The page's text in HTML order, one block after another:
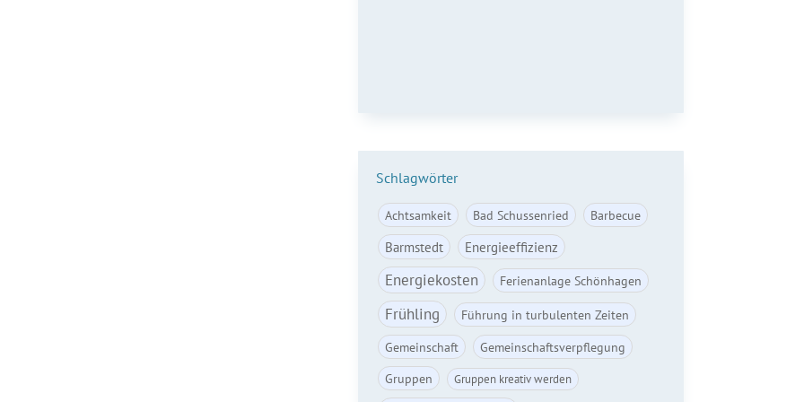
Schlagwörter
Achtsamkeit Bad Schussenried Barbecue
Barmstedt Energieeffizienz
Energiekosten Ferienanlage Schönhagen
Frühling
Führung in turbulenten Zeiten
Gemeinschaft
Gemeinschaftsverpflegung
Gruppen
Gruppen kreativ werden